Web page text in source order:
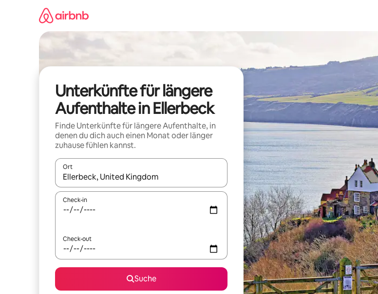
Unterkünfte für längere
Aufenthalte in Ellerbeck
Finde Unterkünfte für längere Aufenthalte, in
denen du dich auch einen Monat oder länger
zuhause fühlen kannst.
Ort
Wenn Ergebnisse verfügbar sind, navigiere mit den Pfeiltasten nach oben und unten oder erkunde
Check-in
Check-out
Suche